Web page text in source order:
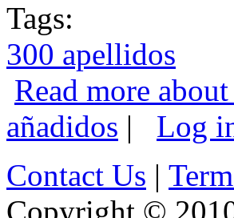
Tags:
300 apellidos
Read more
añadidos | Log
Contact Us |